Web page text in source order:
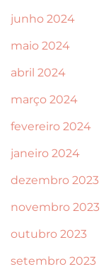
junho 2024
maio 2024
abril 2024
março 2024
fevereiro 2024
janeiro 2024
dezembro 2023
novembro 2023
outubro 2023
setembro 2023